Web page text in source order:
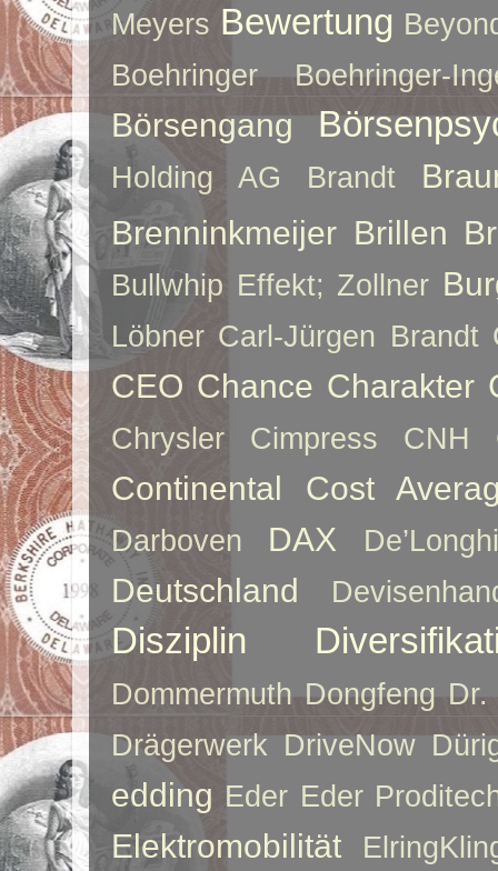
Meyers Bewertung
Boehringer
Boehringer-
Börsengang
Holding AG Brandt
Brenninkmeijer Brillen
Bullwhip Effekt; Zollner
Löbner Carl-Jürgen Brandt
CEO Chance Charakter
Chrysler Cimpress CNH
Continental Cost
Darboven DAX De’Longhi
Deutschland
Disziplin
Dommermuth Dongfeng Dr.
Drägerwerk DriveNow
edding Eder Eder
Elektromobilität